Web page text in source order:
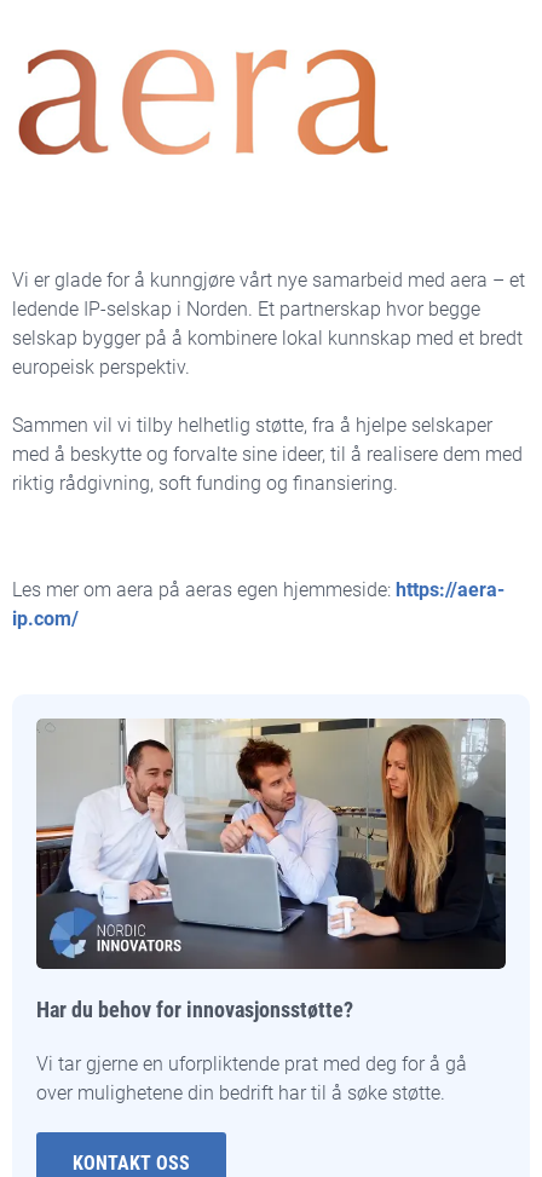
Vi er glade for å kunngjøre vårt nye samarbeid med aera – et
ledende IP-selskap i Norden. Et partnerskap hvor begge
selskap bygger på å kombinere lokal kunnskap med et bredt
europeisk perspektiv.
Sammen vil vi tilby helhetlig støtte, fra å hjelpe selskaper
med å beskytte og forvalte sine ideer, til å realisere dem med
riktig rådgivning, soft funding og finansiering.
Les mer om aera på aeras egen hjemmeside: https://aera-
ip.com/
Har du behov for innovasjonsstøtte?
Vi tar gjerne en uforpliktende prat med deg for å gå
over mulighetene din bedrift har til å søke støtte.
KONTAKT OSS